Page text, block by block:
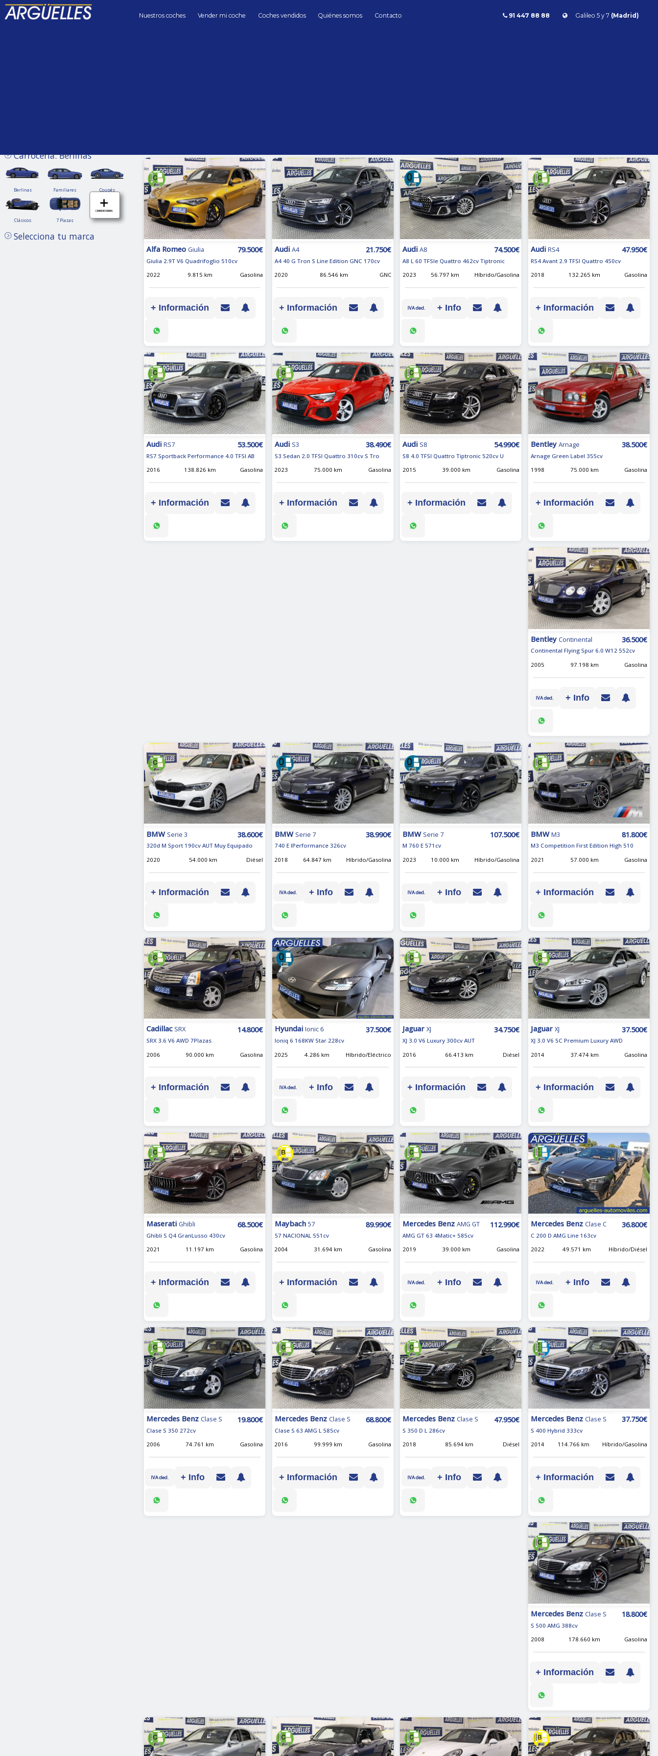
Nuestros coches Vender mi coche Coches vendidos Quiénes somos Contacto 91 447 88 88 Galileo 5 y 7 (Madrid)
Alfa Romeo Giulia 79.500€
Giulia 2.9T V6 Quadrifoglio 510cv
2022
9.815 km Gasolina
+ Información
Audi A4 21.750€
A4 40 G Tron S Line Edition GNC 170cv
2020
86.546 km GNC
+ Información
Audi A8 74.500€
A8 L 60 TFSIe Quattro 462cv Tiptronic
2023
56.797 km Híbrido/Gasolina
IVA ded. + Info
Audi RS4 47.950€
RS4 Avant 2.9 TFSI Quattro 450cv
2018
132.265 km Gasolina
+ Información
Audi RS7 53.500€
RS7 Sportback Performance 4.0 TFSI AB
2016
138.826 km Gasolina
+ Información
Audi S3 38.490€
S3 Sedan 2.0 TFSI Quattro 310cv S Tro
2023
75.000 km Gasolina
+ Información
Audi S8 54.990€
S8 4.0 TFSI Quattro Tiptronic 520cv U
2015
39.000 km Gasolina
+ Información
Bentley Arnage 38.500€
Arnage Green Label 355cv
1998
75.000 km Gasolina
+ Información
Bentley Continental 36.500€
Continental Flying Spur 6.0 W12 552cv
2005
97.198 km Gasolina
IVA ded. + Info
BMW Serie 3 38.600€
320d M Sport 190cv AUT Muy Equipado
2020
54.000 km Diésel
+ Información
BMW Serie 7 38.990€
740 E IPerformance 326cv
2018
64.847 km Híbrido/Gasolina
IVA ded. + Info
BMW Serie 7 107.500€
M 760 E 571cv
2023
10.000 km Híbrido/Gasolina
IVA ded. + Info
BMW M3 81.800€
M3 Competition First Edition High 510
2021
57.000 km Gasolina
+ Información
Cadillac SRX 14.800€
SRX 3.6 V6 AWD 7Plazas
2006
90.000 km Gasolina
+ Información
Hyundai Ionic 6 37.500€
Ioniq 6 168KW Star 228cv
2025
4.286 km Híbrido/Eléctrico
IVA ded. + Info
Jaguar XJ 34.750€
XJ 3.0 V6 Luxury 300cv AUT
2016
66.413 km Diésel
+ Información
Jaguar XJ 37.500€
XJ 3.0 V6 SC Premium Luxury AWD
2014
37.474 km Gasolina
+ Información
Maserati Ghibli 68.500€
Ghibli S Q4 GranLusso 430cv
2021
11.197 km Gasolina
+ Información
Maybach 57 89.990€
57 NACIONAL 551cv
2004
31.694 km Gasolina
+ Información
Mercedes Benz AMG GT 112.990€
AMG GT 63 4Matic+ 585cv
2019
39.000 km Gasolina
IVA ded. + Info
Mercedes Benz Clase C 36.800€
C 200 D AMG Line 163cv
2022
49.571 km Híbrido/Diésel
IVA ded. + Info
Mercedes Benz Clase S 19.800€
Clase S 350 272cv
2006
74.761 km Gasolina
IVA ded. + Info
Mercedes Benz Clase S 68.800€
Clase S 63 AMG L 585cv
2016
99.999 km Gasolina
+ Información
Mercedes Benz Clase S 47.950€
S 350 D L 286cv
2018
85.694 km Diésel
IVA ded. + Info
Mercedes Benz Clase S 37.750€
S 400 Hybrid 333cv
2014
114.766 km Híbrido/Gasolina
+ Información
Mercedes Benz Clase S 18.800€
S 500 AMG 388cv
2008
178.660 km Gasolina
+ Información
Carrocería: Berlinas
BerlinasBerlinasFamiliares CoupésCoupés
ClásicosClásicos7 Plazas7
Selecciona tu marca